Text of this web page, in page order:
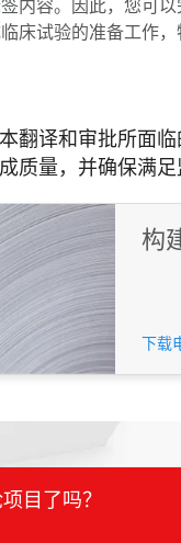
内容。因此，您可
床试验的准备工作，
翻译和审批所面
质量，并确保满足
构
下载
目了吗？